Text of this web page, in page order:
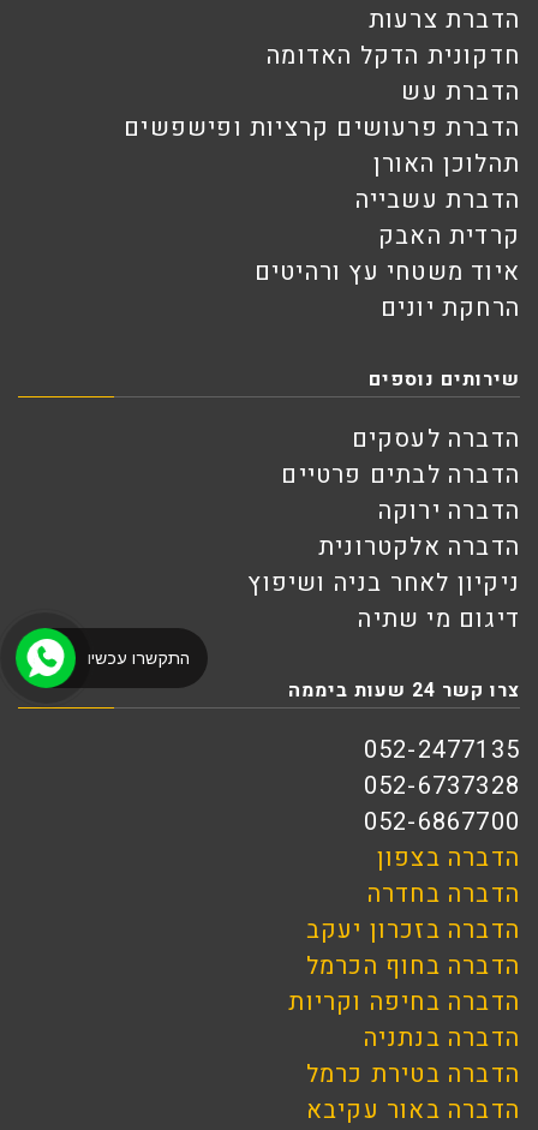
הדברת צרעות
חדקונית הדקל האדומה
הדברת עש
הדברת פרעושים קרציות ופישפשים
תהלוכן האורן
הדברת עשבייה
קרדית האבק
איוד משטחי עץ ורהיטים
הרחקת יונים
שירותים נוספים
הדברה לעסקים
הדברה לבתים פרטיים
הדברה ירוקה
הדברה אלקטרונית
ניקיון לאחר בניה ושיפוץ
דיגום מי שתיה
צרו קשר 24 שעות ביממה
052-2477135
052-6737328
052-6867700
הדברה בצפון
הדברה בחדרה
הדברה בזכרון יעקב
הדברה בחוף הכרמל
הדברה בחיפה וקריות
הדברה בנתניה
הדברה בטירת כרמל
הדברה באור עקיבא
התקשרו עכשיו